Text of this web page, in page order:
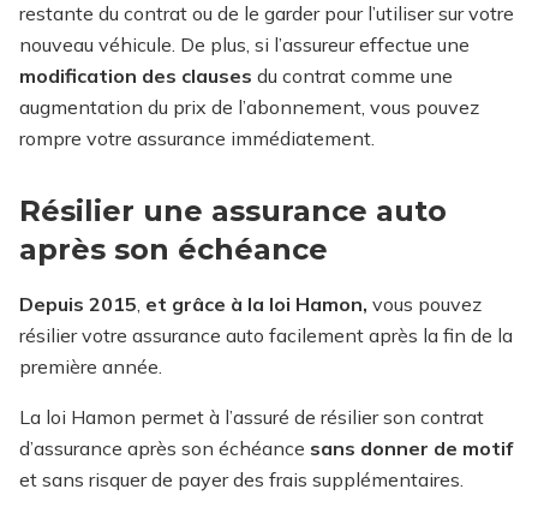
restante du contrat ou de le garder pour l’utiliser sur votre
nouveau véhicule. De plus, si l’assureur effectue une
modification des clauses du contrat comme une
augmentation du prix de l’abonnement, vous pouvez
rompre votre assurance immédiatement.
Résilier une assurance auto
après son échéance
Depuis 2015, et grâce à la loi Hamon, vous pouvez
résilier votre assurance auto facilement après la fin de la
première année.
La loi Hamon permet à l’assuré de résilier son contrat
d’assurance après son échéance sans donner de motif
et sans risquer de payer des frais supplémentaires.